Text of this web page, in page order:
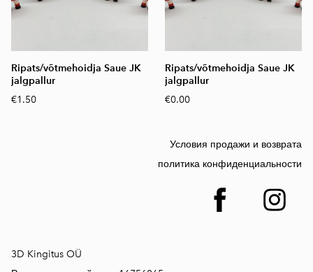
Ripats/võtmehoidja Saue JK
jalgpallur
€1.50
Ripats/võtmehoidja Saue JK
jalgpallur
€0.00
Условия продажи и возврата
политика конфиденциальности
3D Kingitus OÜ